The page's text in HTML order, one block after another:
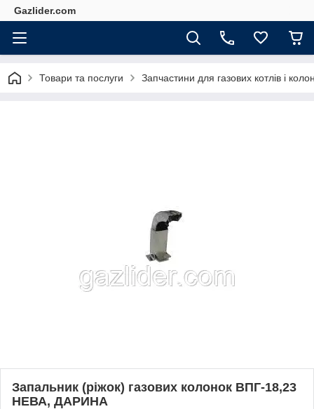
Gazlider.com
Товари та послуги Запчастини для газових котлів і
Запальник (ріжок) газових колонок ВПГ-18,23
НЕВА, ДАРИНА